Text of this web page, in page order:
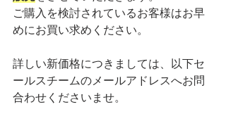
ご購入を検討されているお客様はお早
めにお買い求めください。
詳しい新価格につきましては、以下セ
ールスチームのメールアドレスへお問
合わせくださいませ。